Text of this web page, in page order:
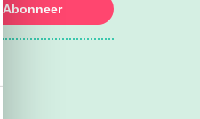
Abonneer